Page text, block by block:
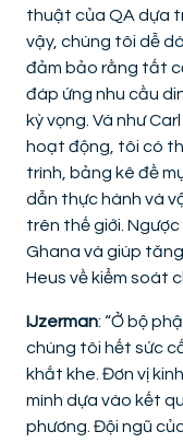
thuật của QA dựa
vậy, chúng tôi dễ
đảm bảo rằng tất
đáp ứng nhu cầu
kỳ vọng. Và như
hoạt động, tôi có
trình, bảng kê đề
dẫn thực hành và
trên thế giới.
Ghana và giúp
Heus về kiểm soát
IJzerman: “Ở bộ
chúng tôi hết sức
khắt khe. Đơn vị
mình dựa vào kết
phương. Đội ngũ